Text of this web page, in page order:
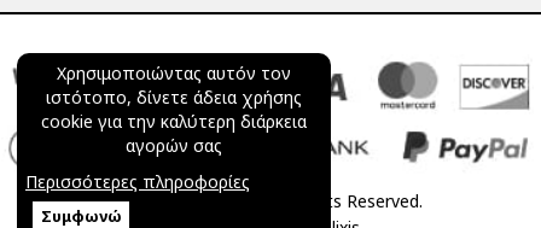
Χρησιμοποιώντας αυτόν τον
ιστότοπο, δίνετε άδεια χρήσης
cookie για την καλύτερη διάρκεια
αγορών σας
Περισσότερες πληροφορίες
Συμφωνώ
© 2025 mageco.gr All Rights Reserved.